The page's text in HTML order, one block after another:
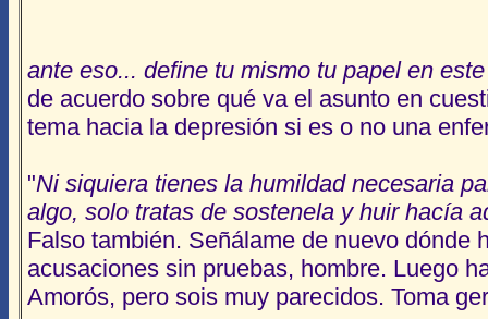
ante eso... define tu mismo tu papel en
de acuerdo sobre qué va el asunto en
tema hacia la depresión si es o no una
"Ni siquiera tienes la humildad necesaria
algo, solo tratas de sostenela y huir hacía
Falso también. Señálame de nuevo dónde
acusaciones sin pruebas, hombre. Luego
Amorós, pero sois muy parecidos. Toma